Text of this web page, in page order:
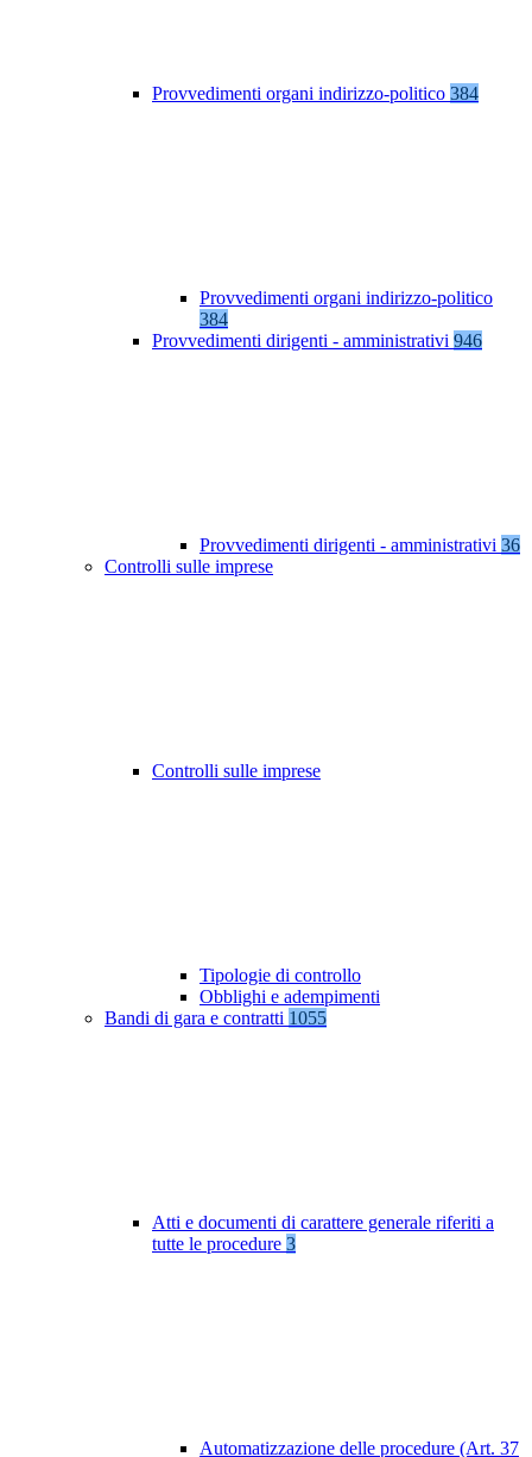
Provvedimenti organi indirizzo-politico 384
Provvedimenti organi indirizzo-politico
384
Provvedimenti dirigenti - amministrativi 946
Provvedimenti dirigenti - amministrativi 36
Controlli sulle imprese
Controlli sulle imprese
Tipologie di controllo
Obblighi e adempimenti
Bandi di gara e contratti 1055
Atti e documenti di carattere generale riferiti a
tutte le procedure 3
Automatizzazione delle procedure (Art. 37